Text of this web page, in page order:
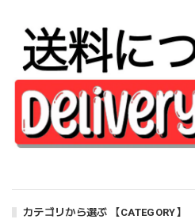
カテゴリから選ぶ 【CATEGORY】